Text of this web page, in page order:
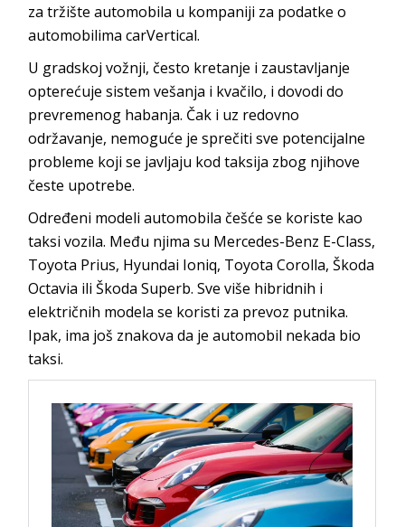
za tržište automobila u kompaniji za podatke o
automobilima carVertical.
U gradskoj vožnji, često kretanje i zaustavljanje
opterećuje sistem vešanja i kvačilo, i dovodi do
prevremenog habanja. Čak i uz redovno
održavanje, nemoguće je sprečiti sve potencijalne
probleme koji se javljaju kod taksija zbog njihove
česte upotrebe.
Određeni modeli automobila češće se koriste kao
taksi vozila. Među njima su Mercedes-Benz E-Class,
Toyota Prius, Hyundai Ioniq, Toyota Corolla, Škoda
Octavia ili Škoda Superb. Sve više hibridnih i
električnih modela se koristi za prevoz putnika.
Ipak, ima još znakova da je automobil nekada bio
taksi.